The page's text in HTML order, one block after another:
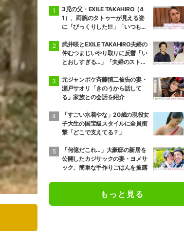
3児の父・EXILE TAKAHIRO（4
1）、両腕のタトゥーが見える姿
に「びっくりした!!!」「いつもと
の反響
武井咲とEXILE TAKAHIRO夫婦の
仲むつまじいやり取りに反響「い
とおしすぎる…」「夫婦のストー
元ジャンポケ斉藤慎二被告の妻・
瀬戸サオリ「きのうから話して
る」家族との会話を紹介
「すごい水着やな」20歳の現役女
子大生の国宝級スタイルに全員衝
撃「どこで支えてる？」
「何億だこれ…」大豪邸の新居を
公開したカジサックの妻・ヨメサ
ック、簡単な手作りごはんを披露
もっと見る